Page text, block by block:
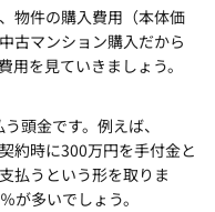
物件の購入費用（本体価
古マンション購入だから
用を見ていきましょう。
頭金です。例えば、
約時に300万円を手付金と
払うという形を取りま
が多いでしょう。